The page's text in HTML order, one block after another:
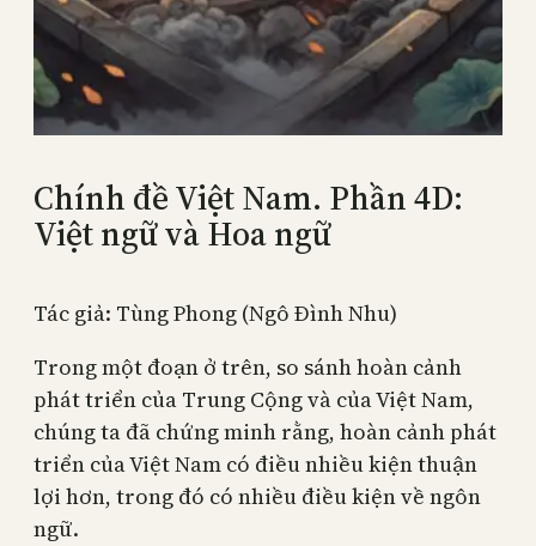
Chính đề Việt Nam. Phần 4D:
Việt ngữ và Hoa ngữ
Tác giả: Tùng Phong (Ngô Đình Nhu)
Trong một đoạn ở trên, so sánh hoàn cảnh
phát triển của Trung Cộng và của Việt Nam,
chúng ta đã chứng minh rằng, hoàn cảnh phát
triển của Việt Nam có điều nhiều kiện thuận
lợi hơn, trong đó có nhiều điều kiện về ngôn
ngữ.